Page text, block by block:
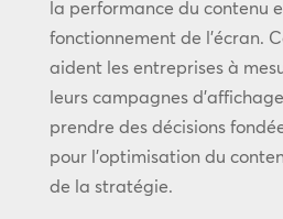
la performance du contenu
fonctionnement de l’écran.
aident les entreprises à
leurs campagnes
prendre des décisions
pour l’optimisation du
de la stratégie.